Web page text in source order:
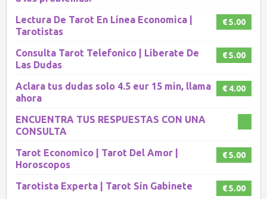
€ 5.00
Lectura De Tarot En Línea Economica |
Tarotistas
€ 5.00
Consulta Tarot Telefonico | Liberate De
Las Dudas
€ 4.00
Aclara tus dudas solo 4.5 eur 15 min, llama
ahora
ENCUENTRA TUS RESPUESTAS CON UNA
CONSULTA
€ 5.00
Tarot Economico | Tarot Del Amor |
Horoscopos
€ 5.00
Tarotista Experta | Tarot Sin Gabinete